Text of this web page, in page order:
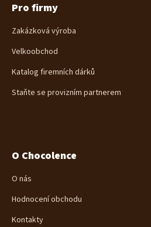
Pro firmy
Zakázková výroba
Velkoobchod
Katalog firemních dárků
Staňte se provizním partnerem
O Chocolence
O nás
Hodnocení obchodu
Kontakty